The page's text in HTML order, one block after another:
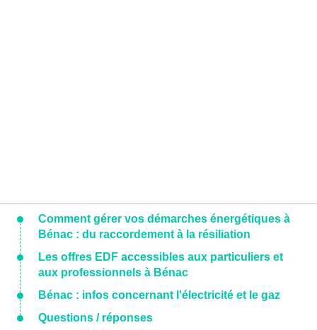
Comment gérer vos démarches énergétiques à
Bénac : du raccordement à la résiliation
Les offres EDF accessibles aux particuliers et
aux professionnels à Bénac
Bénac : infos concernant l'électricité et le gaz
Questions / réponses